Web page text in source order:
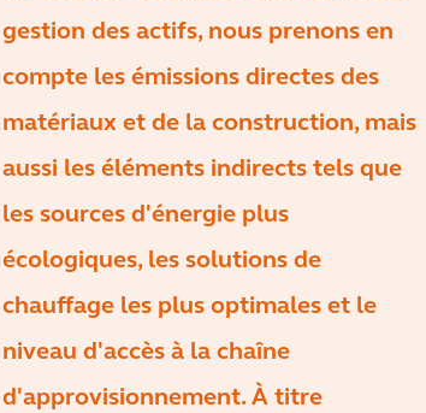
gestion des actifs, nous prenons en
compte les émissions directes des
matériaux et de la construction, mais
aussi les éléments indirects tels que
les sources d'énergie plus
écologiques, les solutions de
chauffage les plus optimales et le
niveau d'accès à la chaîne
d'approvisionnement. À titre